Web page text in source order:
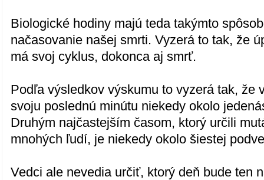
Biologické hodiny majú teda takýmto
načasovanie našej smrti. Vyzerá to tak, že
má svoj cyklus, dokonca aj smrť.
Podľa výsledkov výskumu to vyzerá tak, že
svoju poslednú minútu niekedy okolo
Druhým najčastejším časom, ktorý určili
mnohých ľudí, je niekedy okolo šiestej
Vedci ale nevedia určiť, ktorý deň bude ten